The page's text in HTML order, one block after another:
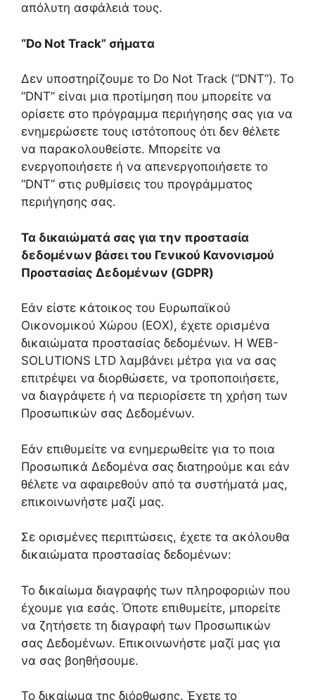
απόλυτη ασφάλειά τους.
“Do Not Track” σήματα
Δεν υποστηρίζουμε το Do Not Track (“DNT”). Το
“DNT” είναι μια προτίμηση που μπορείτε να
ορίσετε στο πρόγραμμα περιήγησης σας για να
ενημερώσετε τους ιστότοπους ότι δεν θέλετε
να παρακολουθείστε. Μπορείτε να
ενεργοποιήσετε ή να απενεργοποιήσετε το
“DNT” στις ρυθμίσεις του προγράμματος
περιήγησης σας.
Τα δικαιώματά σας για την προστασία
δεδομένων βάσει του Γενικού Κανονισμού
Προστασίας Δεδομένων (GDPR)
Εάν είστε κάτοικος του Ευρωπαϊκού
Οικονομικού Χώρου (ΕΟΧ), έχετε ορισμένα
δικαιώματα προστασίας δεδομένων. Η WEB-
SOLUTIONS LTD λαμβάνει μέτρα για να σας
επιτρέψει να διορθώσετε, να τροποποιήσετε,
να διαγράψετε ή να περιορίσετε τη χρήση των
Προσωπικών σας Δεδομένων.
Εάν επιθυμείτε να ενημερωθείτε για το ποια
Προσωπικά Δεδομένα σας διατηρούμε και εάν
θέλετε να αφαιρεθούν από τα συστήματά μας,
επικοινωνήστε μαζί μας.
Σε ορισμένες περιπτώσεις, έχετε τα ακόλουθα
δικαιώματα προστασίας δεδομένων:
Το δικαίωμα διαγραφής των πληροφοριών που
έχουμε για εσάς. Όποτε επιθυμείτε, μπορείτε
να ζητήσετε τη διαγραφή των Προσωπικών
σας Δεδομένων. Επικοινωνήστε μαζί μας για
να σας βοηθήσουμε.
Το δικαίωμα της διόρθωσης. Έχετε το